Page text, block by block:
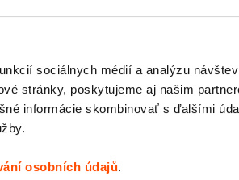
sociálnych médií a analýzu
stránky, poskytujeme aj našim
informácie skombinovať s ďalšími
osobních údajů.
Resysta